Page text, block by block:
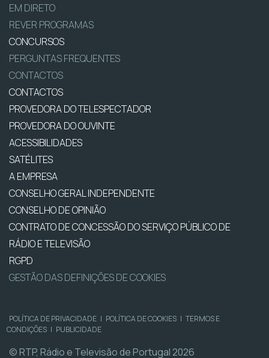
EM DIRETO
REVER PROGRAMAS
CONCURSOS
PERGUNTAS FREQUENTES
CONTACTOS
CONTACTOS
PROVEDORA DO TELESPECTADOR
PROVEDORA DO OUVINTE
ACESSIBILIDADES
SATÉLITES
A EMPRESA
CONSELHO GERAL INDEPENDENTE
CONSELHO DE OPINIÃO
CONTRATO DE CONCESSÃO DO SERVIÇO PÚBLICO DE
RÁDIO E TELEVISÃO
RGPD
GESTÃO DAS DEFINIÇÕES DE COOKIES
POLÍTICA DE PRIVACIDADE | POLÍTICA DE COOKIES | TERMOS E
CONDIÇÕES | PUBLICIDADE
© RTP, Rádio e Televisão de Portugal 2026